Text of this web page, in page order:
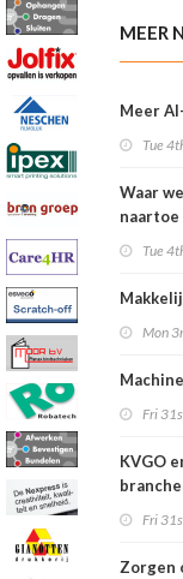
MEER
Meer
Tue
Waar
naartoe
Tue
Mon
Fri
KVGO
Fri
Zorgen